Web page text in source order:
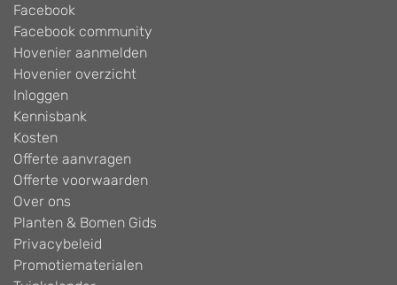
Facebook
Facebook community
Hovenier aanmelden
Hovenier overzicht
Inloggen
Kennisbank
Kosten
Offerte aanvragen
Offerte voorwaarden
Over ons
Planten & Bomen Gids
Privacybeleid
Promotiematerialen